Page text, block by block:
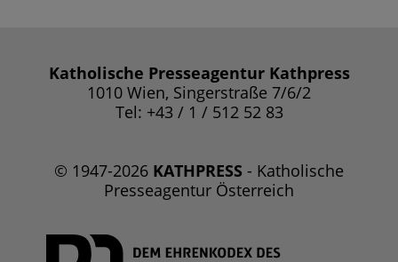
Katholische Presseagentur Kathpress
1010 Wien, Singerstraße 7/6/2
Tel: +43 / 1 / 512 52 83
© 1947-2026 KATHPRESS - Katholische
Presseagentur Österreich